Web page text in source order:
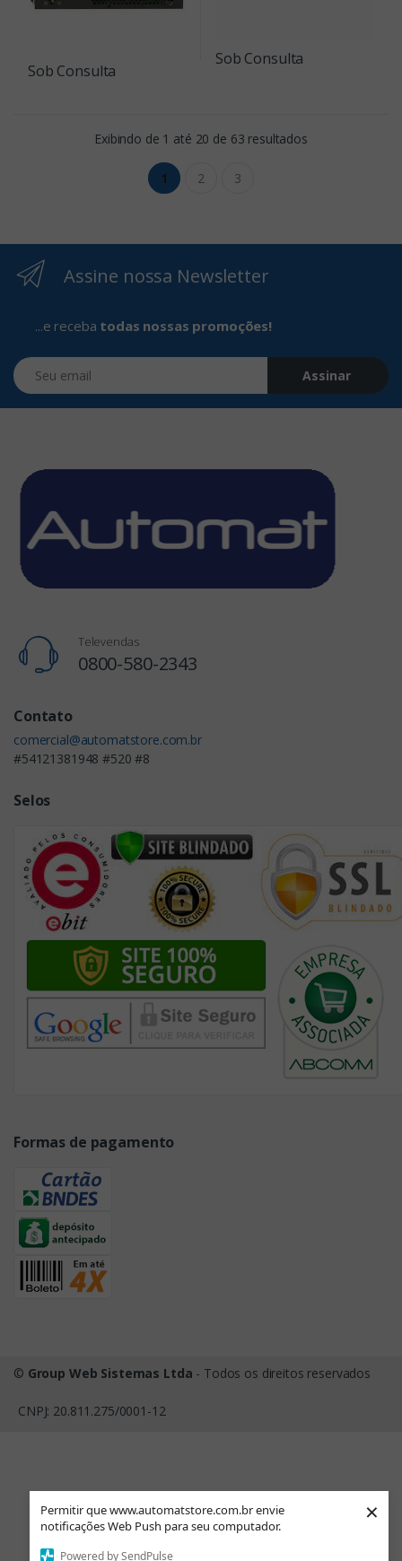
Permitir que www.automatstore.com.br envie
notificações Web Push para seu computador.
Powered by SendPulse
×
Sob Consulta
Sob Consulta
Exibindo de 1 até 20 de 63 resultados
1 2 3
Assine nossa Newsletter
...e receba todas nossas promoções!
Seu email
Assinar
Televendas
0800-580-2343
Contato
comercial@automatstore.com.br
#54121381948 #520 #8
Selos
Formas de pagamento
© Group Web Sistemas Ltda - Todos os direitos reservados
CNPJ: 20.811.275/0001-12